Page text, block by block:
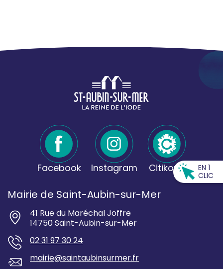
Facebook Instagram Citikomi
Mairie de Saint-Aubin-sur-Mer
41 Rue du Maréchal Joffre
14750 Saint-Aubin-sur-Mer
02 31 97 30 24
mairie@saintaubinsurmer.fr
EN 1
CLIC